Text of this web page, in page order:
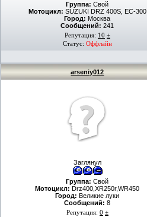
Группа: Свой
Мотоцикл: SUZUKI DRZ 400S, EC-300
Город: Москва
Сообщений: 241
Репутация: 10 ±
Статус: Оффлайн
arseniy012
Заглянул
Группа: Свой
Мотоцикл: Drz400,XR250r,WR450
Город: Великие луки
Сообщений: 8
Репутация: 0 ±